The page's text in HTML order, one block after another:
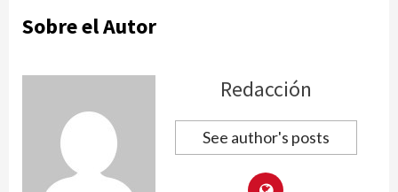
Sobre el Autor
Redacción
See author's posts